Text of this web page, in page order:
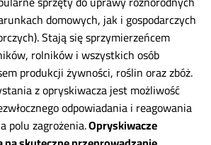
domowych, jak i gospodarczych
Stają się sprzymierzeńcem
rolników i wszystkich osób
produkcji żywności, roślin oraz zbóż.
z opryskiwacza jest możliwość
odpowiadania i reagowania
polu zagrożenia.Opryskiwacze